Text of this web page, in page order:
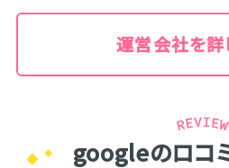
運営会社を詳
googleのロコ